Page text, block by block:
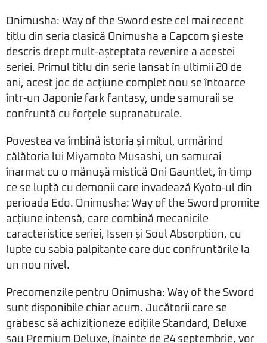
Onimusha: Way of the Sword este cel mai recent
titlu din seria clasică Onimusha a Capcom și este
descris drept mult-așteptata revenire a acestei
seriei. Primul titlu din serie lansat în ultimii 20 de
ani, acest joc de acțiune complet nou se întoarce
într-un Japonie fark fantasy, unde samuraii se
confruntă cu forțele supranaturale.
Povestea va îmbină istoria și mitul, urmărind
călătoria lui Miyamoto Musashi, un samurai
înarmat cu o mănușă mistică Oni Gauntlet, în timp
ce se luptă cu demonii care invadează Kyoto-ul din
perioada Edo. Onimusha: Way of the Sword promite
acțiune intensă, care combină mecanicile
caracteristice seriei, Issen și Soul Absorption, cu
lupte cu sabia palpitante care duc confruntările la
un nou nivel.
Precomenzile pentru Onimusha: Way of the Sword
sunt disponibile chiar acum. Jucătorii care se
grăbesc să achiziționeze edițiile Standard, Deluxe
sau Premium Deluxe, înainte de 24 septembrie, vor